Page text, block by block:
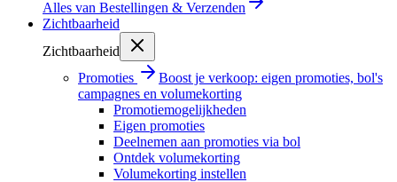
Alles van Bestellingen & Verzenden
Zichtbaarheid
Zichtbaarheid
Promoties
Boost je verkoop: eigen promoties, bol's
campagnes en volumekorting
Promotiemogelijkheden
Eigen promoties
Deelnemen aan promoties via bol
Ontdek volumekorting
Volumekorting instellen